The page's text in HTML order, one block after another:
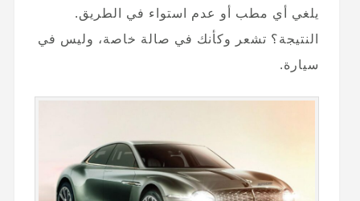
يلغي أي مطب أو عدم استواء في الطريق.
النتيجة؟ تشعر وكأنك في صالة خاصة، وليس في
سيارة.